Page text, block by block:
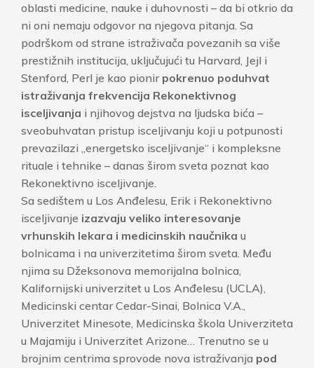
oblasti medicine, nauke i duhovnosti – da bi otkrio da
ni oni nemaju odgovor na njegova pitanja. Sa
podrškom od strane istraživača povezanih sa više
prestižnih institucija, uključujući tu Harvard, Jejl i
Stenford, Perl je kao pionir pokrenuo poduhvat
istraživanja frekvencija Rekonektivnog
isceljivanja i njihovog dejstva na ljudska bića –
sveobuhvatan pristup isceljivanju koji u potpunosti
prevazilazi „energetsko isceljivanje“ i kompleksne
rituale i tehnike – danas širom sveta poznat kao
Rekonektivno isceljivanje.
Sa sedištem u Los Anđelesu, Erik i Rekonektivno
isceljivanje izazvaju veliko interesovanje
vrhunskih lekara i medicinskih naučnika u
bolnicama i na univerzitetima širom sveta. Među
njima su Džeksonova memorijalna bolnica,
Kalifornijski univerzitet u Los Anđelesu (UCLA),
Medicinski centar Cedar-Sinai, Bolnica V.A.,
Univerzitet Minesote, Medicinska škola Univerziteta
u Majamiju i Univerzitet Arizone… Trenutno se u
brojnim centrima sprovode nova istraživanja pod